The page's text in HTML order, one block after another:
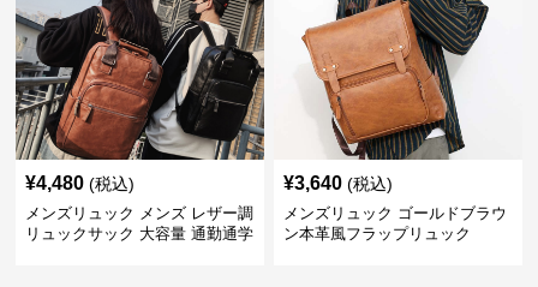
¥4,480 (税込)
メンズリュック メンズ レザー調
リュックサック 大容量 通勤通学
¥3,640 (税込)
メンズリュック ゴールドブラウ
ン本革風フラップリュック